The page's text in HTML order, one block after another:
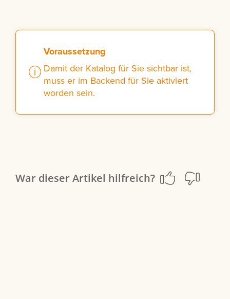
Voraussetzung
Damit der Katalog für Sie sichtbar ist,
muss er im Backend für Sie aktiviert
worden sein.
War dieser Artikel hilfreich?